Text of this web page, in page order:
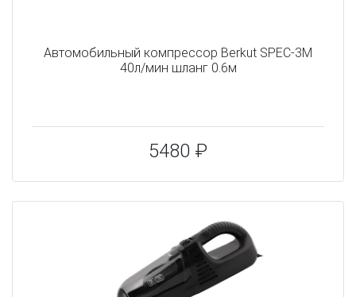
Автомобильный компрессор Berkut SPEC-3M
40л/мин шланг 0.6м
5480 ₽